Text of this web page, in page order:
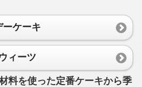
ーケーキ
ィーツ
料を使った定番ケーキから季